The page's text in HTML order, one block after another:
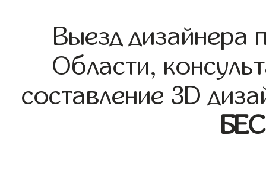
Выезд дизайнера
Области,
составление 3D